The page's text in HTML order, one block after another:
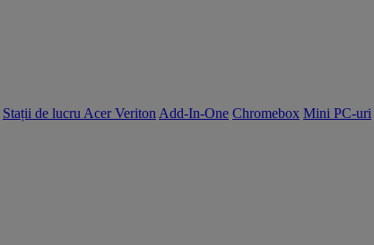
Stații de lucru Acer Veriton Add-In-One Chromebox Mini PC-uri